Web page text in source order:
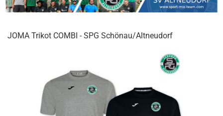
JOMA Trikot COMBI - SPG Schönau/Altneudorf